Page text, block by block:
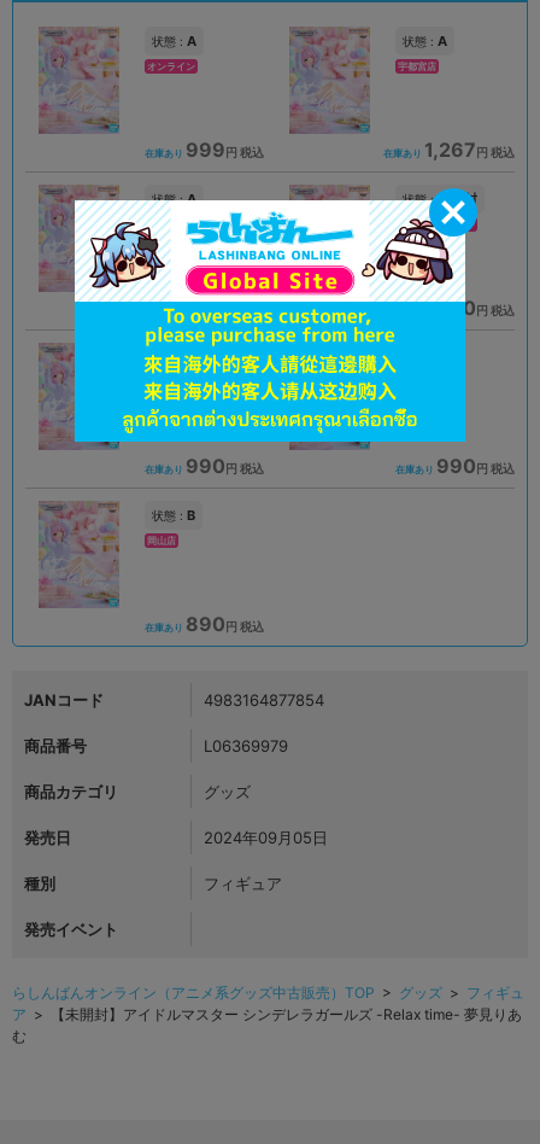
状態 : A
オンライン
在庫あり 999円 税込
状態 : A
宇都宮店
在庫あり 1,267円 税込
状態 :A
新座流通センター
在庫あり 999円 税込
状態 :未開封
新座流通センター
1,190円 税込
状態 :未開封
アリオ倉敷店
在庫あり 990円 税込 在庫あり 990円 税込
状態 : B
岡山店
在庫あり 890円 税込
JANコード 4983164877854
商品番号 L06369979
商品カテゴリ グッズ
発売日 2024年09月05日
種別 フィギュア
発売イベント
らしんばんオンライン（アニメ系グッズ中古販売）TOP > グッズ > フィギュ
ア > 【未開封】アイドルマスター シンデレラガールズ -Relax time- 夢見りあ
む